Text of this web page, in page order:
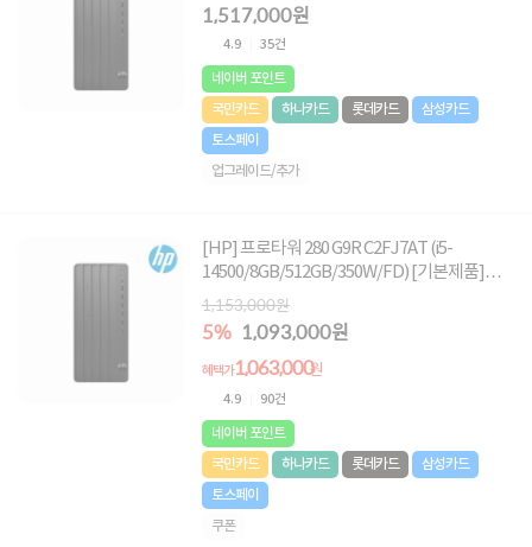
[8GB RAM 추가(총16GB)]
1,517,000원
4.9 35건
네이버 포인트
국민카드
하나카드 롯데카드
삼성카드
토스페이
업그레이드/추가
[HP] 프로타워 280 G9R C2FJ7AT (i5-
14500/8GB/512GB/350W/FD) [기본제품]★
오직 컴퓨존에서만, 여름맞이 HP 데스크탑 한
정특가!★
1,153,000원
5% 1,093,000원
혜택가1,063,000원
4.9 90건
네이버 포인트
국민카드
하나카드 롯데카드
삼성카드
토스페이
쿠폰